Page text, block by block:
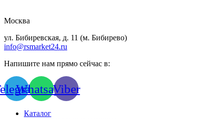
Москва
ул. Бибиревская, д. 11 (м. Бибирево)
info@rsmarket24.ru
Напишите нам прямо сейчас в:
WhatsappViber
Каталог